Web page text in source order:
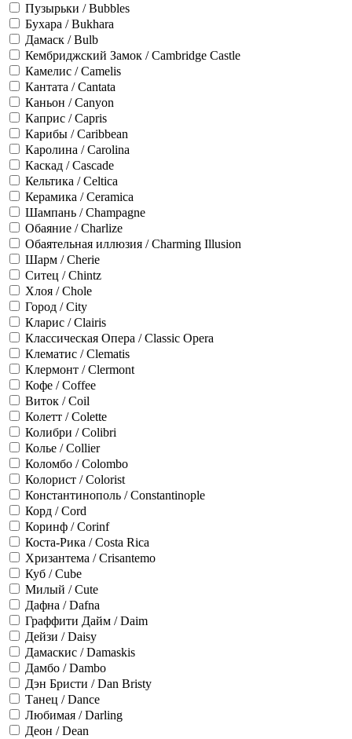
Пузырьки / Bubbles
Бухара / Bukhara
Дамаск / Bulb
Кембриджский Замок / Cambridge Castle
Камелис / Camelis
Кантата / Cantata
Каньон / Canyon
Каприс / Capris
Карибы / Caribbean
Каролина / Carolina
Каскад / Cascade
Кельтика / Celtica
Керамика / Ceramica
Шампань / Champagne
Обаяние / Charlize
Обаятельная иллюзия / Charming Illusion
Шарм / Cherie
Ситец / Chintz
Хлоя / Chole
Город / City
Кларис / Clairis
Классическая Опера / Classic Opera
Клематис / Clematis
Клермонт / Clermont
Кофе / Coffee
Виток / Coil
Колетт / Colette
Колибри / Colibri
Колье / Collier
Коломбо / Colombo
Колорист / Colorist
Константинополь / Constantinople
Корд / Cord
Коринф / Corinf
Коста-Рика / Costa Rica
Хризантема / Crisantemo
Куб / Cube
Милый / Cute
Дафна / Dafna
Граффити Дайм / Daim
Дейзи / Daisy
Дамаскис / Damaskis
Дамбо / Dambo
Дэн Бристи / Dan Bristy
Танец / Dance
Любимая / Darling
Деон / Dean